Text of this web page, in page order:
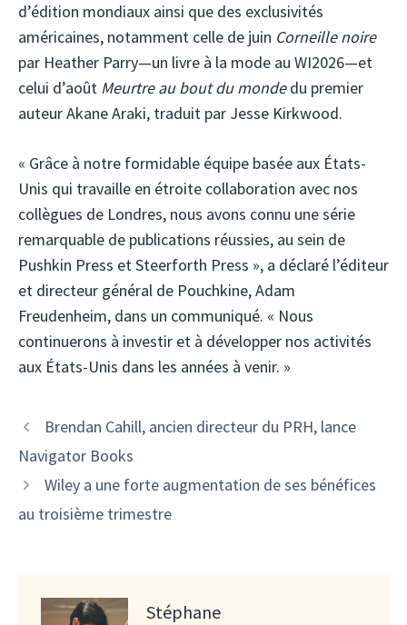
d’édition mondiaux ainsi que des exclusivités
américaines, notamment celle de juin Corneille noire
par Heather Parry—un livre à la mode au WI2026—et
celui d’août Meurtre au bout du mondedu premier
auteur Akane Araki, traduit par Jesse Kirkwood.
« Grâce à notre formidable équipe basée aux États-
Unis qui travaille en étroite collaboration avec nos
collègues de Londres, nous avons connu une série
remarquable de publications réussies, au sein de
Pushkin Press et Steerforth Press », a déclaré l’éditeur
et directeur général de Pouchkine, Adam
Freudenheim, dans un communiqué. « Nous
continuerons à investir et à développer nos activités
aux États-Unis dans les années à venir. »
Brendan Cahill, ancien directeur du PRH, lance
Navigator Books
Wiley a une forte augmentation de ses bénéfices
au troisième trimestre
Stéphane